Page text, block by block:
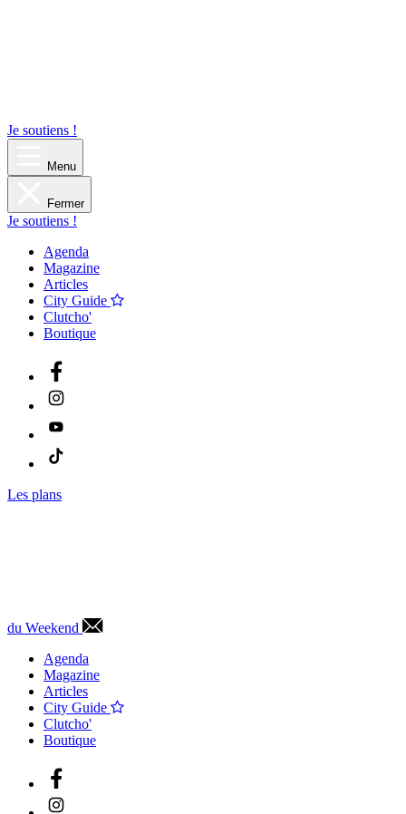
Je soutiens !
Menu
Fermer
Je soutiens !
Agenda
Magazine
Articles
City Guide
Clutcho'
Boutique
Les plans
du Weekend
Agenda
Magazine
Articles
City Guide
Clutcho'
Boutique